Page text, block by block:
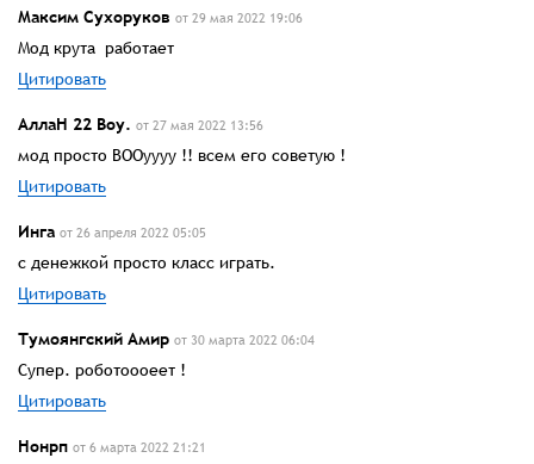
Максим Сухоруков от 29 мая 2022 19:06
Мод крута работает
Цитировать
АллаН 22 Воу. от 27 мая 2022 13:56
мод просто ВООуууу !! всем его советую !
Цитировать
Инга от 26 апреля 2022 05:05
с денежкой просто класс играть.
Цитировать
Тумоянгский Амир от 30 марта 2022 06:04
Супер. роботоооеет !
Цитировать
Нонрп от 6 марта 2022 21:21